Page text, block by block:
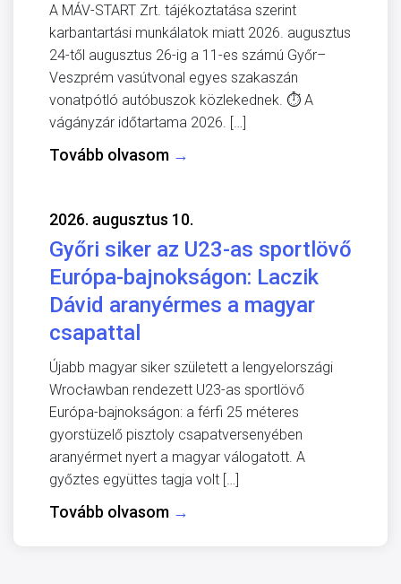
A MÁV-START Zrt. tájékoztatása szerint
karbantartási munkálatok miatt 2026. augusztus
24-től augusztus 26-ig a 11-es számú Győr–
Veszprém vasútvonal egyes szakaszán
vonatpótló autóbuszok közlekednek. ⏱️ A
vágányzár időtartama 2026. […]
Tovább olvasom →
2026. augusztus 10.
Győri siker az U23-as sportlövő
Európa-bajnokságon: Laczik
Dávid aranyérmes a magyar
csapattal
Újabb magyar siker született a lengyelországi
Wrocławban rendezett U23-as sportlövő
Európa-bajnokságon: a férfi 25 méteres
gyorstüzelő pisztoly csapatversenyében
aranyérmet nyert a magyar válogatott. A
győztes együttes tagja volt […]
Tovább olvasom →